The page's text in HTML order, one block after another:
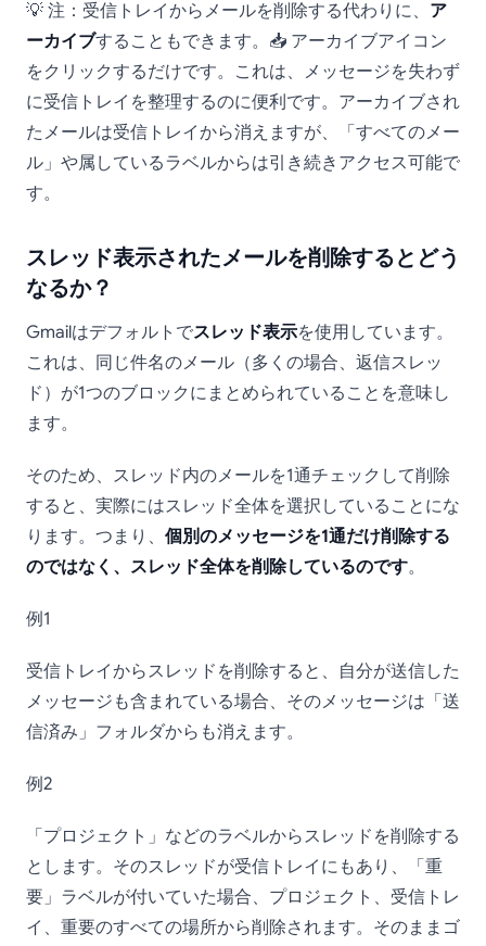
💡 注：受信トレイからメールを削除する代わりに、 ア
ーカイブすることもできます。📥 アーカイブアイコン
をクリックするだけです。これは、メッセージを失わず
に受信トレイを整理するのに便利です。アーカイブされ
たメールは受信トレイから消えますが、「すべてのメー
ル」や属しているラベルからは引き続きアクセス可能で
す。
スレッド表示されたメールを削除するとどう
なるか？
Gmailはデフォルトでスレッド表示を使用しています。
これは、同じ件名のメール（多くの場合、返信スレッ
ド）が1つのブロックにまとめられていることを意味し
ます。
そのため、スレッド内のメールを1通チェックして削除
すると、実際にはスレッド全体を選択していることにな
ります。つまり、 個別のメッセージを1通だけ削除する
のではなく、スレッド全体を削除しているのです。
例1
受信トレイからスレッドを削除すると、自分が送信した
メッセージも含まれている場合、そのメッセージは「送
信済み」フォルダからも消えます。
例2
「プロジェクト」などのラベルからスレッドを削除する
とします。そのスレッドが受信トレイにもあり、「重
要」ラベルが付いていた場合、プロジェクト、受信トレ
イ、重要のすべての場所から削除されます。そのままゴ